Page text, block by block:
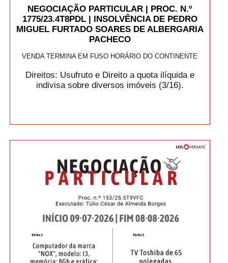
NEGOCIAÇÃO PARTICULAR | PROC. N.º
1775/23.4T8PDL | INSOLVÊNCIA DE PEDRO
MIGUEL FURTADO SOARES DE ALBERGARIA
PACHECO
VENDA TERMINA EM FUSO HORÁRIO DO CONTINENTE
Direitos: Usufruto e Direito a quota ilíquida e
indivisa sobre diversos imóveis (3/16).